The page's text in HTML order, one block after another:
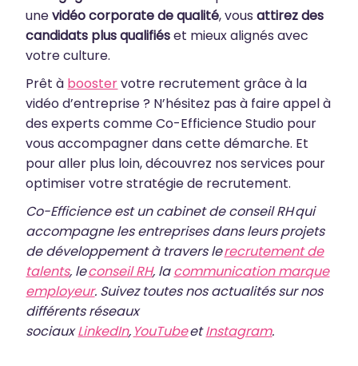
unevidéo corporate de qualité, vousattirez des
candidats plus qualifiéset mieux alignés avec
votre culture.
Prêt à boostervotre recrutement grâce à la
vidéo d’entreprise ? N’hésitez pas à faire appel à
des experts comme Co-Efficience Studio pour
vous accompagner dans cette démarche. Et
pour aller plus loin, découvrez nos services pour
optimiser votre stratégie de recrutement.
Co-Efficience est un cabinet de conseil RH qui
accompagne les entreprises dans leurs projets
de développement à travers lerecrutement de
talents, leconseil RH, lacommunication marque
employeur. Suivez toutes nos actualités sur nos
différents réseaux
sociauxLinkedIn, YouTubeetInstagram.